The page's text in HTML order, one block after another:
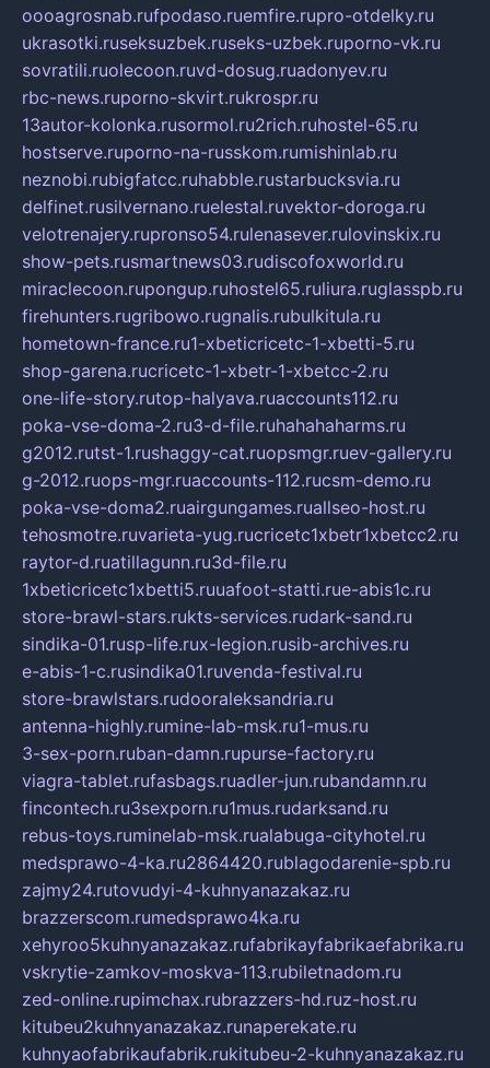
oooagrosnab.rufpodaso.ruemfire.rupro-otdelky.ru
ukrasotki.ruseksuzbek.ruseks-uzbek.ruporno-vk.ru
sovratili.ruolecoon.ruvd-dosug.ruadonyev.ru
rbc-news.ruporno-skvirt.rukrospr.ru
13autor-kolonka.rusormol.ru2rich.ruhostel-65.ru
hostserve.ruporno-na-russkom.rumishinlab.ru
neznobi.rubigfatcc.ruhabble.rustarbucksvia.ru
delfinet.rusilvernano.ruelestal.ruvektor-doroga.ru
velotrenajery.rupronso54.rulenasever.rulovinskix.ru
show-pets.rusmartnews03.rudiscofoxworld.ru
miraclecoon.rupongup.ruhostel65.ruliura.ruglasspb.ru
firehunters.rugribowo.rugnalis.rubulkitula.ru
hometown-france.ru1-xbeticricetc-1-xbetti-5.ru
shop-garena.rucricetc-1-xbetr-1-xbetcc-2.ru
one-life-story.rutop-halyava.ruaccounts112.ru
poka-vse-doma-2.ru3-d-file.ruhahahaharms.ru
g2012.rutst-1.rushaggy-cat.ruopsmgr.ruev-gallery.ru
g-2012.ruops-mgr.ruaccounts-112.rucsm-demo.ru
poka-vse-doma2.ruairgungames.ruallseo-host.ru
tehosmotre.ruvarieta-yug.rucricetc1xbetr1xbetcc2.ru
raytor-d.ruatillagunn.ru3d-file.ru
1xbeticricetc1xbetti5.ruuafoot-statti.rue-abis1c.ru
store-brawl-stars.rukts-services.rudark-sand.ru
sindika-01.rusp-life.rux-legion.rusib-archives.ru
e-abis-1-c.rusindika01.ruvenda-festival.ru
store-brawlstars.rudooraleksandria.ru
antenna-highly.rumine-lab-msk.ru1-mus.ru
3-sex-porn.ruban-damn.rupurse-factory.ru
viagra-tablet.rufasbags.ruadler-jun.rubandamn.ru
fincontech.ru3sexporn.ru1mus.rudarksand.ru
rebus-toys.ruminelab-msk.rualabuga-cityhotel.ru
medsprawo-4-ka.ru2864420.rublagodarenie-spb.ru
zajmy24.rutovudyi-4-kuhnyanazakaz.ru
brazzerscom.rumedsprawo4ka.ru
xehyroo5kuhnyanazakaz.rufabrikayfabrikaefabrika.ru
vskrytie-zamkov-moskva-113.rubiletnadom.ru
zed-online.rupimchax.rubrazzers-hd.ruz-host.ru
kitubeu2kuhnyanazakaz.runaperekate.ru
kuhnyaofabrikaufabrik.rukitubeu-2-kuhnyanazakaz.ru